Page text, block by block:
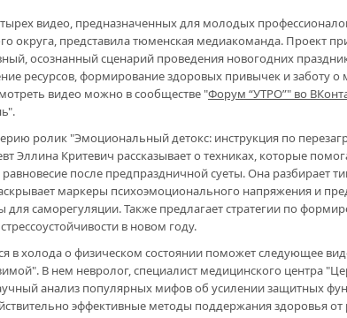
видео, предназначенных для молодых
округа, представила тюменская медиакоманда. Проект
осознанный сценарий проведения новогодних
ресурсов, формирование здоровых привычек и заботу
видео можно в сообществе "Форум “УТРО”" во
ролик "Эмоциональный детокс: инструкция по
Эллина Критевич рассказывает о техниках, которые
после предпраздничной суеты. Она разбирает
маркеры психоэмоционального напряжения и
для саморегуляции. Также предлагает стратегии по
в новом году.
в холода о физическом состоянии поможет следующее
В нем невролог, специалист медицинского центра
анализ популярных мифов об усилении защитных
эффективные методы поддержания здоровья